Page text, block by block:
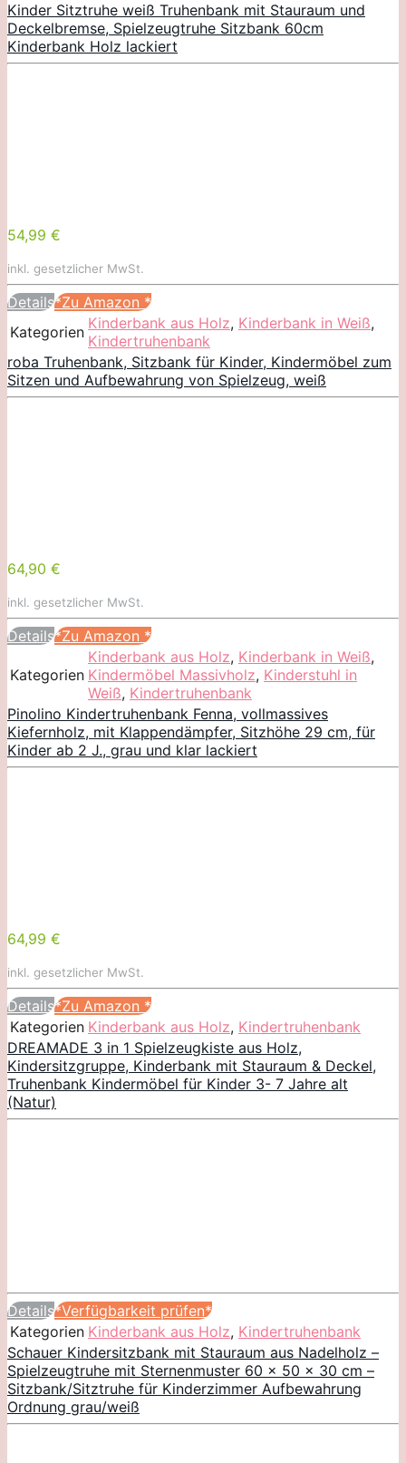
Kinder Sitztruhe weiß Truhenbank mit Stauraum und
Deckelbremse, Spielzeugtruhe Sitzbank 60cm
Kinderbank Holz lackiert
54,99 €
inkl. gesetzlicher MwSt.
Details*Zu Amazon *
Kategorien Kinderbank aus Holz, Kinderbank in Weiß,
Kindertruhenbank
roba Truhenbank, Sitzbank für Kinder, Kindermöbel zum
Sitzen und Aufbewahrung von Spielzeug, weiß
64,90 €
inkl. gesetzlicher MwSt.
Details*Zu Amazon *
Kategorien
Kinderbank aus Holz, Kinderbank in Weiß,
Kindermöbel Massivholz, Kinderstuhl in
Weiß, Kindertruhenbank
Pinolino Kindertruhenbank Fenna, vollmassives
Kiefernholz, mit Klappendämpfer, Sitzhöhe 29 cm, für
Kinder ab 2 J., grau und klar lackiert
64,99 €
inkl. gesetzlicher MwSt.
Details*Zu Amazon *
Kategorien Kinderbank aus Holz, Kindertruhenbank
DREAMADE 3 in 1 Spielzeugkiste aus Holz,
Kindersitzgruppe, Kinderbank mit Stauraum & Deckel,
Truhenbank Kindermöbel für Kinder 3- 7 Jahre alt
(Natur)
Details*Verfügbarkeit prüfen*
Kategorien Kinderbank aus Holz, Kindertruhenbank
Schauer Kindersitzbank mit Stauraum aus Nadelholz –
Spielzeugtruhe mit Sternenmuster 60 x 50 x 30 cm –
Sitzbank/Sitztruhe für Kinderzimmer Aufbewahrung
Ordnung grau/weiß